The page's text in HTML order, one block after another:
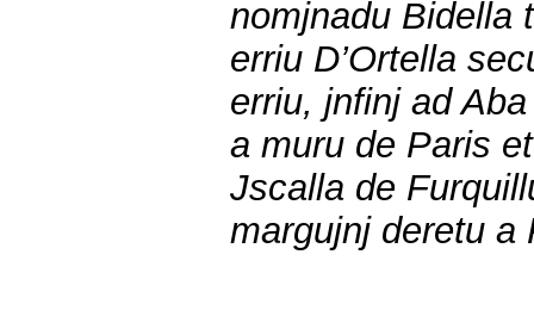
nomjnadu Bidella
erriu D’Ortella
erriu, jnfinj ad
a muru de Paris
Jscalla de
margujnj deretu a